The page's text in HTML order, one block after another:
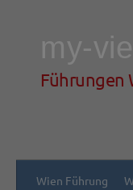
my-
Führungen
Wien Führung